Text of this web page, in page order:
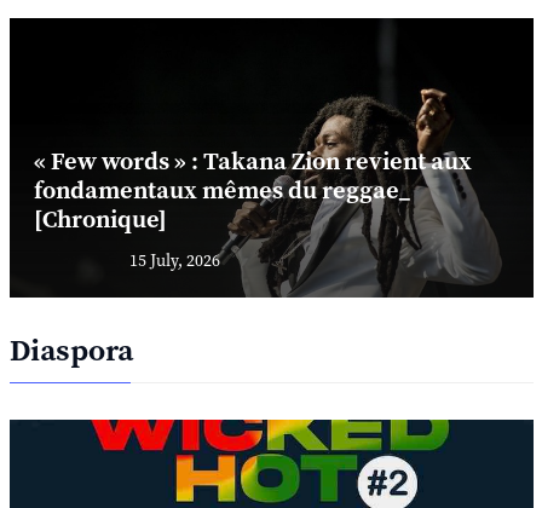
« Few words » : Takana Zion revient aux
fondamentaux mêmes du reggae_
[Chronique]
15 July, 2026
Diaspora